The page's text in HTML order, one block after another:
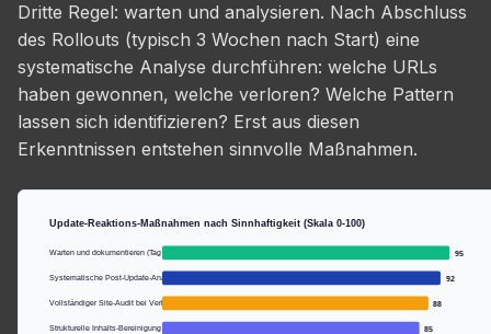
Dritte Regel: warten und analysieren. Nach Abschluss
des Rollouts (typisch 3 Wochen nach Start) eine
systematische Analyse durchführen: welche URLs
haben gewonnen, welche verloren? Welche Pattern
lassen sich identifizieren? Erst aus diesen
Erkenntnissen entstehen sinnvolle Maßnahmen.
Update-Reaktions-Maßnahmen nach Sinnhaftigkeit (Skala 0-100)
Warten und dokumentieren (Tag 1-14) 95
Systematische Post-Update-Analyse 92
Vollständiger Site-Audit bei Verlust 88
Strukturelle Inhalts-Bereinigung 85